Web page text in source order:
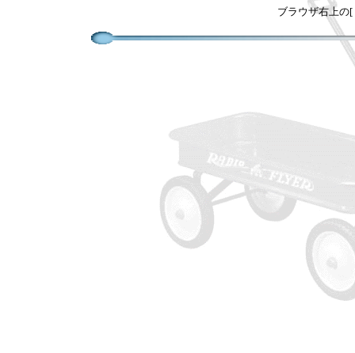
ブラウザ右上の